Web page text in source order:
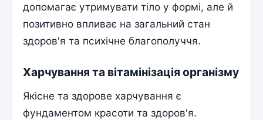
допомагає утримувати тіло у формі, але й
позитивно впливає на загальний стан
здоров'я та психічне благополуччя.
Харчування та вітамінізація організму
Якісне та здорове харчування є
фундаментом красоти та здоров'я.